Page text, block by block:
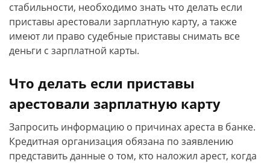
стабильности, необходимо знать что делать если
приставы арестовали зарплатную карту, а также
имеют ли право судебные приставы снимать все
деньги с зарплатной карты.
Что делать если приставы
арестовали зарплатную карту
Запросить информацию о причинах ареста в банке.
Кредитная организация обязана по заявлению
представить данные о том, кто наложил арест, когда